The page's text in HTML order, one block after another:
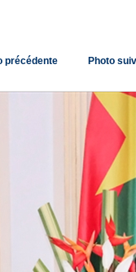
précédente Photo